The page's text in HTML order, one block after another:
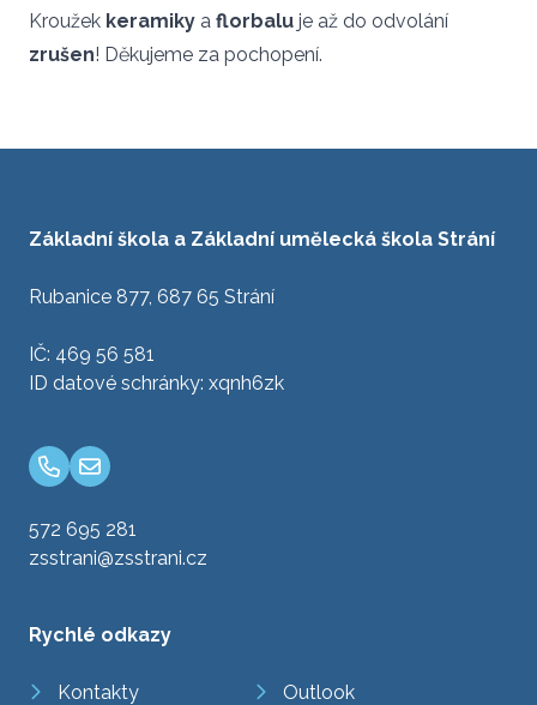
Kroužek keramiky a florbalu je až do odvolání
zrušen! Děkujeme za pochopení.
Základní škola a Základní umělecká škola Strání
Rubanice 877, 687 65 Strání
IČ: 469 56 581
ID datové schránky: xqnh6zk
572 695 281
zsstrani@zsstrani.cz
Rychlé odkazy
Kontakty Outlook